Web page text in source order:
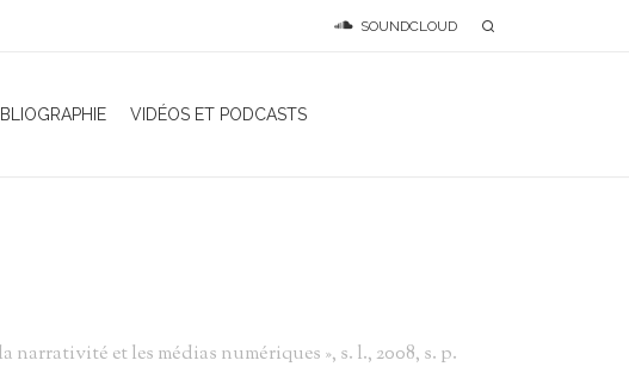
SOUNDCLOUD
VIDÉOS ET PODCASTS
et les médias numériques », s. l., 2008, s. p.